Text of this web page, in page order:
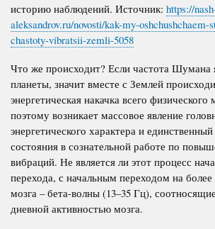
историю наблюдений. Источник: https://
aleksandrov.ru/novosti/kak-my-
chastoty-vibratsii-zemli-5058
Что же происходит? Если частота Шумана
планеты, значит вместе с Землей
энергетическая накачка всего
поэтому возникает массовое явление
энергетического характера и
состояния в сознательной работе по
вибраций. Не является ли этот процесс
перехода, с начальным переходом на
мозга – бета-волны (13–35 Гц),
дневной активностью мозга.